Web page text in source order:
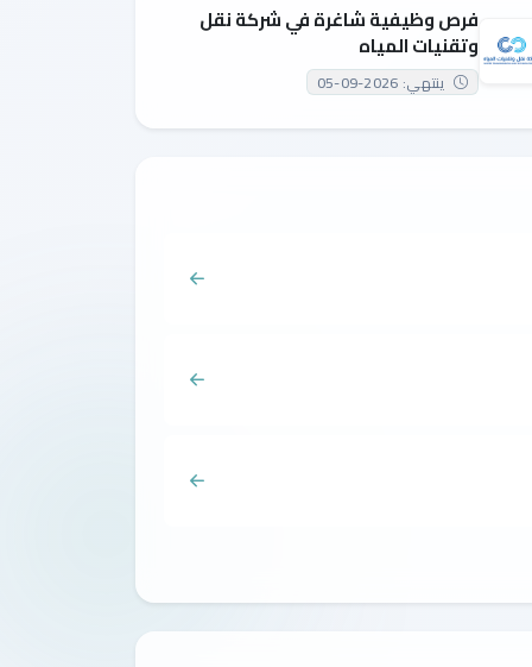
فرص وظيفية شاغرة في شركة نقل
وتقنيات المياه
ينتهي: 2026-09-05